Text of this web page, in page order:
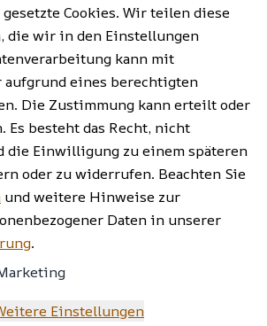
Cookies. Wir teilen diese
die wir in den Einstellungen
kann mit
eines berechtigten
Die Zustimmung kann erteilt oder
Es besteht das Recht, nicht
Einwilligung zu einem späteren
oder zu widerrufen. Beachten Sie
und weitere Hinweise zur
Daten in unserer
.
Einstellungen
AGB | Impressum |
Datenschutzerklärung |
Barrierefreiheitserklärung |
Widerrufsrecht